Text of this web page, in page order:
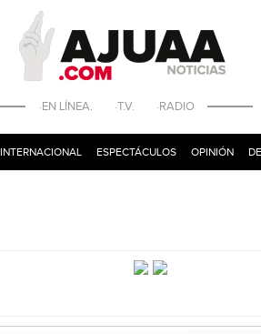
·EN LÍNEA. ·T.V. ·RADIO
INTERNACIONAL ESPECTÁCULOS OPINIÓN